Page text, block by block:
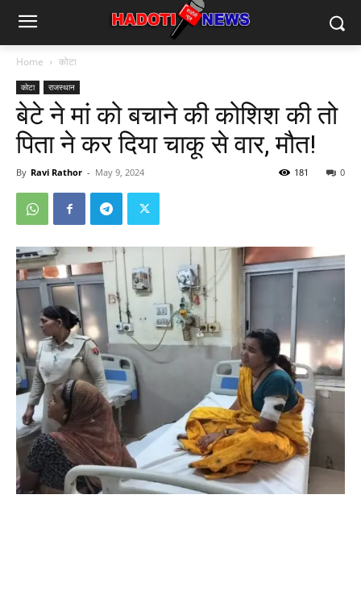
Home कोटा
कोटा राजस्थान
बेटे ने मां को बचाने की कोशिश की तो
पिता ने कर दिया चाकू से वार, मौत!
By Ravi Rathor - May 9, 2024 0
181